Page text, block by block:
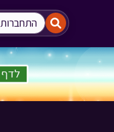
התחברות